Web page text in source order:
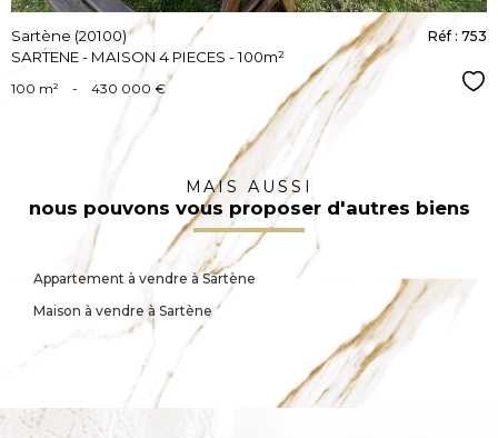
Sartène (20100)
SARTENE - MAISON 4 PIECES - 100m²
Réf : 753
100 m² - 430 000 €
MAIS AUSSI
nous pouvons vous proposer d'autres biens
Appartement à vendre à Sartène
Maison à vendre à Sartène